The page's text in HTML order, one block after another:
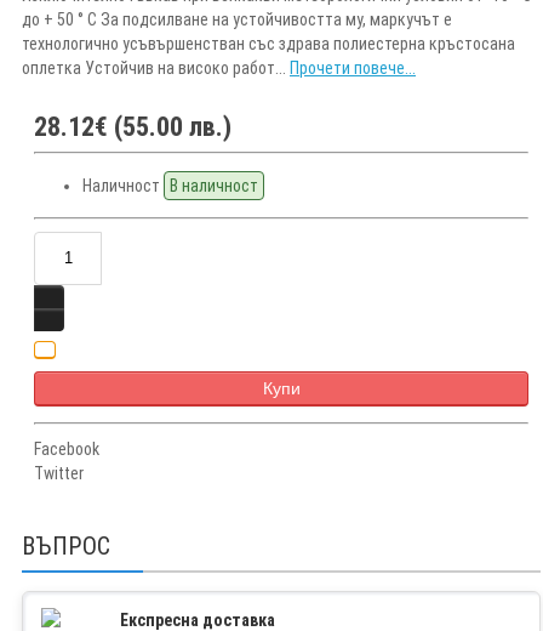
до + 50 ° C За подсилване на устойчивостта му, маркучът е
технологично усъвършенстван със здрава полиестерна кръстосана
оплетка Устойчив на високо работ... Прочети повече...
28.12€ (55.00 лв.)
Наличност В наличност
Купи
Facebook
Twitter
ВЪПРОС
Експресна доставка